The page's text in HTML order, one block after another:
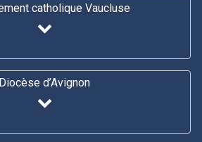
catholique Vaucluse
Diocèse d’Avignon